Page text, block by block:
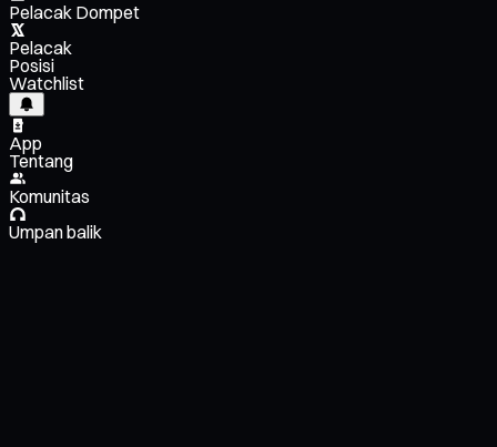
Pelacak Dompet
Pelacak
Posisi
Watchlist
App
Tentang
Komunitas
Umpan balik